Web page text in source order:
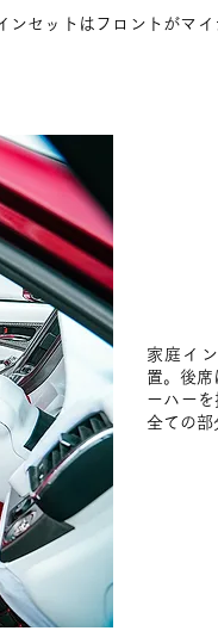
セットはフロントがマ
家庭イ
置。後
ーハーを
全ての部